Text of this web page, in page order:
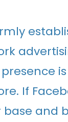
presence
If
and